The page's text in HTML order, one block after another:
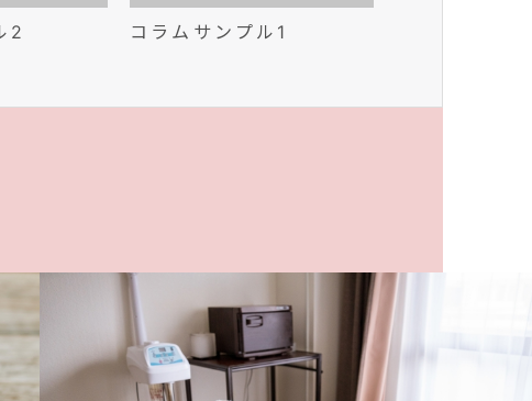
2 コラムサンプル1